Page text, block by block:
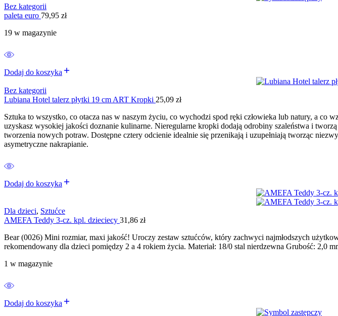
Bez kategorii
paleta euro 79,95 zł
19 w magazynie
Dodaj do koszyka
Bez kategorii
Lubiana Hotel talerz płytki 19 cm ART Kropki 25,09 zł
Sztuka to wszystko, co otacza nas w naszym życiu, co wychodzi spod ręki człowieka lub natury, a
uzyskasz wysokiej jakości doznanie kulinarne. Nieregularne kropki dodają odrobiny szaleństwa i
tworzenia nowych potraw. Dostępne cztery odcienie idealnie się przenikają i uzupełniają tworząc
asymetryczne nakrapianie.
Dodaj do koszyka
Dla dzieci, Sztućce
AMEFA Teddy 3-cz. kpl. dzieciecy 31,86 zł
Bear (0026) Mini rozmiar, maxi jakość! Uroczy zestaw sztućców, który zachwyci najmłodszych
rekomendowany dla dzieci pomiędzy 2 a 4 rokiem życia. Materiał: 18/0 stal nierdzewna Grubość: 2,0
1 w magazynie
Dodaj do koszyka